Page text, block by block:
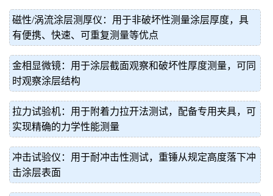
磁性/涡流涂层测厚仪：用于非破坏性测量涂层厚度，具
有便携、快速、可重复测量等优点
金相显微镜：用于涂层截面观察和破坏性厚度测量，可同
时观察涂层结构
拉力试验机：用于附着力拉开法测试，配备专用夹具，可
实现精确的力学性能测量
冲击试验仪：用于耐冲击性测试，重锤从规定高度落下冲
击涂层表面